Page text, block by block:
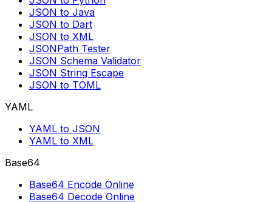
JSON to Java
JSON to Dart
JSON to XML
JSONPath Tester
JSON Schema Validator
JSON String Escape
JSON to TOML
YAML
YAML to JSON
YAML to XML
Base64
Base64 Encode Online
Base64 Decode Online